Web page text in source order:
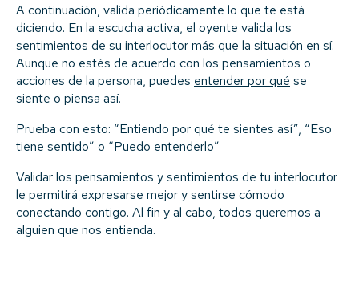
A continuación, valida periódicamente lo que te está
diciendo. En la escucha activa, el oyente valida los
sentimientos de su interlocutor más que la situación en sí.
Aunque no estés de acuerdo con los pensamientos o
acciones de la persona, puedes entender por qué se
siente o piensa así.
Prueba con esto: “Entiendo por qué te sientes así”, “Eso
tiene sentido” o “Puedo entenderlo”
Validar los pensamientos y sentimientos de tu interlocutor
le permitirá expresarse mejor y sentirse cómodo
conectando contigo. Al fin y al cabo, todos queremos a
alguien que nos entienda.